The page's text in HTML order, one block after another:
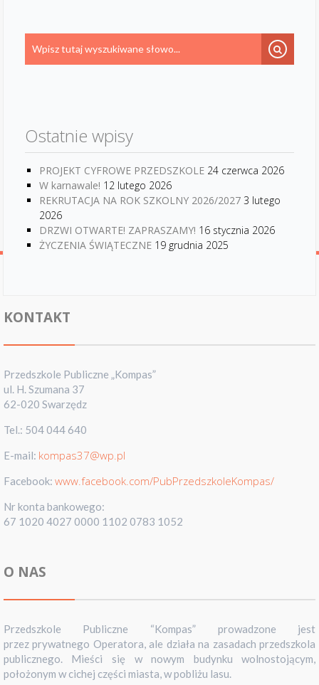
Ostatnie wpisy
PROJEKT CYFROWE PRZEDSZKOLE 24 czerwca 2026
W karnawale! 12 lutego 2026
REKRUTACJA NA ROK SZKOLNY 2026/2027 3 lutego
2026
DRZWI OTWARTE! ZAPRASZAMY! 16 stycznia 2026
ŻYCZENIA ŚWIĄTECZNE 19 grudnia 2025
KONTAKT
Przedszkole Publiczne „Kompas”
ul. H. Szumana 37
62-020 Swarzędz
Tel.: 504 044 640
E-mail: kompas37@wp.pl
Facebook: www.facebook.com/PubPrzedszkoleKompas/
Nr konta bankowego:
67 1020 4027 0000 1102 0783 1052
O NAS
Przedszkole Publiczne “Kompas” prowadzone jest
przez prywatnego Operatora, ale działa na zasadach przedszkola
publicznego. Mieści się w nowym budynku wolnostojącym,
położonym w cichej części miasta, w pobliżu lasu.